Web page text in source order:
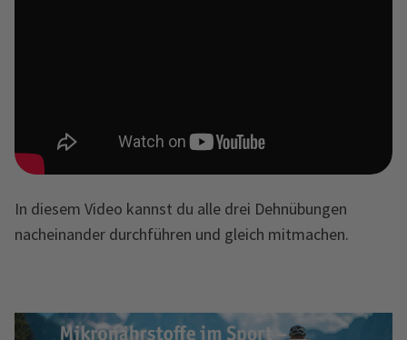
In diesem Video kannst du alle drei Dehnübungen
nacheinander durchführen und gleich mitmachen.